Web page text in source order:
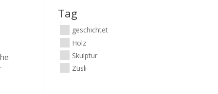
Tag
geschichtet
Holz
Skulptur
Züsli